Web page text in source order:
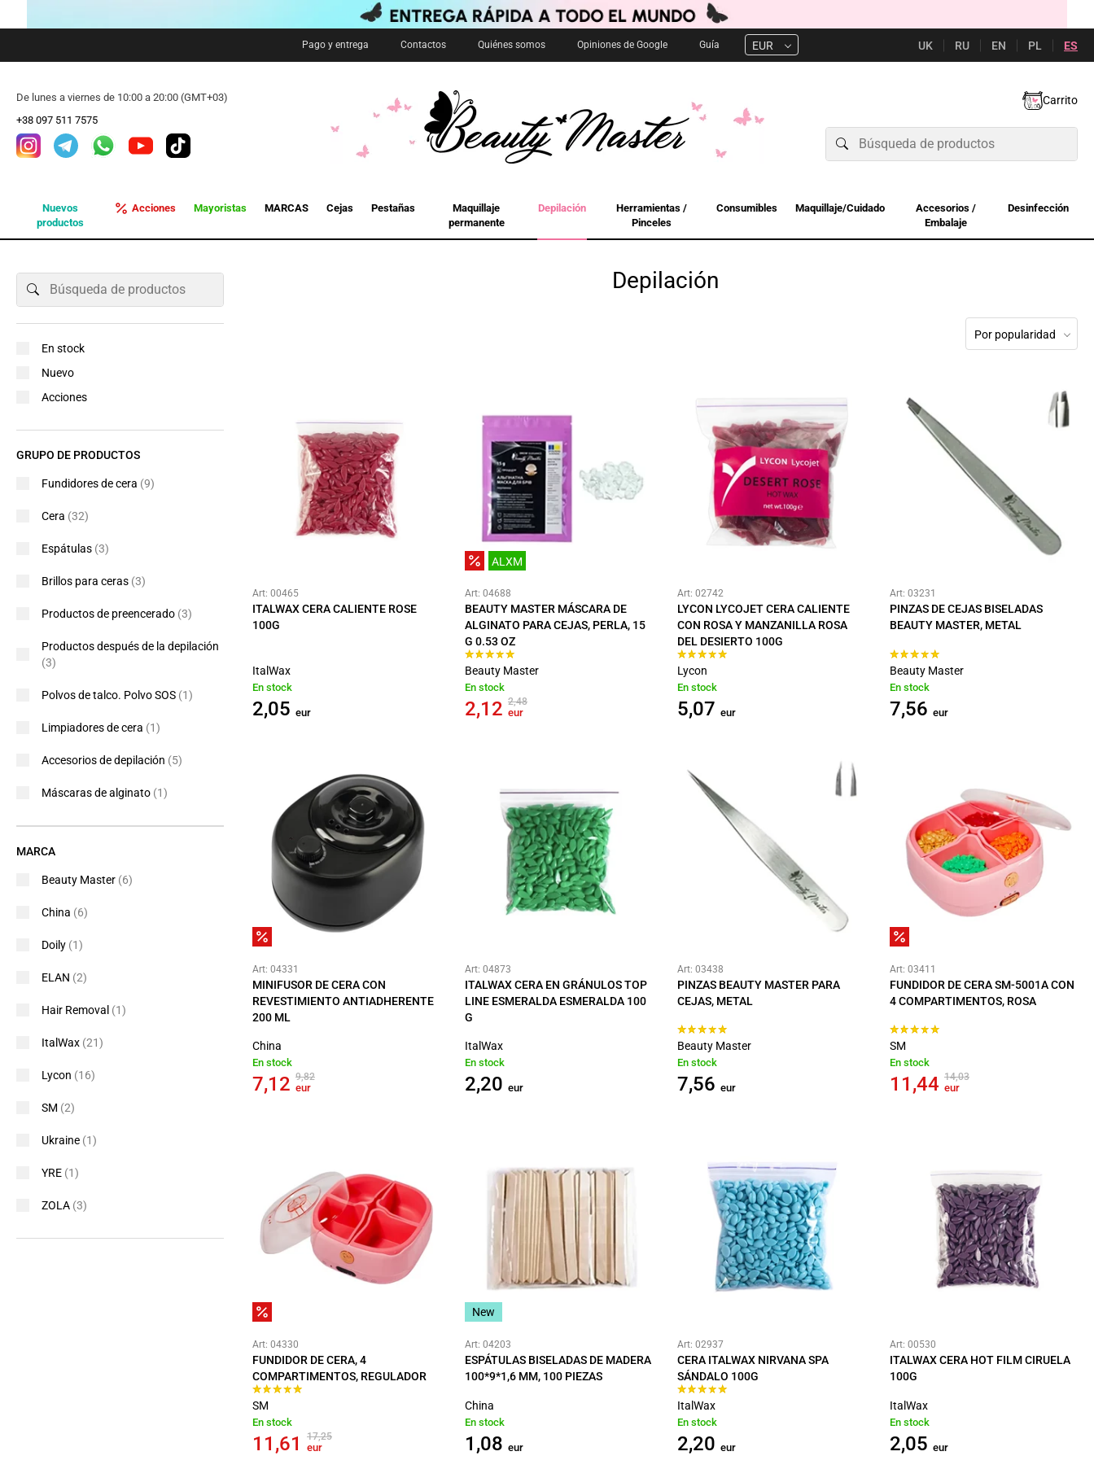
Pago y entrega Contactos Quiénes somos Opiniones de Google Guía EUR UK RU EN PL ES
De lunes a viernes de 10:00 a 20:00 (GMT+03)
+38 097 511 7575
Carrito
Nuevos
productos
Acciones Mayoristas MARCAS Cejas Pestañas
Maquillaje
permanente
Depilación
Herramientas /
Pinceles
Consumibles Maquillaje/Cuidado
Accesorios /
Embalaje
Desinfección
Depilación
Por popularidad
Art: 00465
ITALWAX CERA CALIENTE ROSE
100G
ItalWax
En stock
2,05 eur
ALXM
Art: 04688
BEAUTY MASTER MÁSCARA DE
ALGINATO PARA CEJAS, PERLA, 15
G 0.53 OZ
Beauty Master
En stock
2,12 2,48
eur
Art: 02742
LYCON LYCOJET CERA CALIENTE
CON ROSA Y MANZANILLA ROSA
DEL DESIERTO 100G
Lycon
En stock
5,07 eur
Art: 03231
PINZAS DE CEJAS BISELADAS
BEAUTY MASTER, METAL
Beauty Master
En stock
7,56 eur
Art: 04331
MINIFUSOR DE CERA CON
REVESTIMIENTO ANTIADHERENTE
200 ML
China
En stock
7,12 9,82
eur
Art: 04873
ITALWAX CERA EN GRÁNULOS TOP
LINE ESMERALDA ESMERALDA 100
G
ItalWax
En stock
2,20 eur
Art: 03438
PINZAS BEAUTY MASTER PARA
CEJAS, METAL
Beauty Master
En stock
7,56 eur
Art: 03411
FUNDIDOR DE CERA SM-5001A CON
4 COMPARTIMENTOS, ROSA
SM
En stock
11,44 14,03
eur
Art: 04330
FUNDIDOR DE CERA, 4
COMPARTIMENTOS, REGULADOR
SM
En stock
11,61 17,25
eur
New
Art: 04203
ESPÁTULAS BISELADAS DE MADERA
100*9*1,6 MM, 100 PIEZAS
China
En stock
1,08 eur
Art: 02937
CERA ITALWAX NIRVANA SPA
SÁNDALO 100G
ItalWax
En stock
2,20 eur
Art: 00530
ITALWAX CERA HOT FILM CIRUELA
100G
ItalWax
En stock
2,05 eur
En stock
Nuevo
Acciones
GRUPO DE PRODUCTOS
Fundidores de cera (9)
Cera (32)
Espátulas (3)
Brillos para ceras (3)
Productos de preencerado (3)
Productos después de la depilación
(3)
Polvos de talco. Polvo SOS (1)
Limpiadores de cera (1)
Accesorios de depilación (5)
Máscaras de alginato (1)
MARCA
Beauty Master (6)
China (6)
Doily (1)
ELAN (2)
Hair Removal (1)
ItalWax (21)
Lycon (16)
SM (2)
Ukraine (1)
YRE (1)
ZOLA (3)